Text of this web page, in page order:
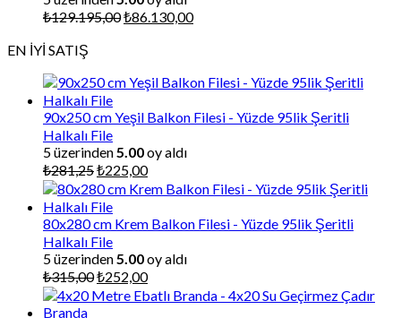
₺129.195,00Orijinal
₺86.130,00Şu
EN İYİ SATIŞ
90x250 cm Yeşil Balkon Filesi - Yüzde 95lik Şeritli
Halkalı File
5 üzerinden5.00oy aldı
₺281,25Orijinal
fiyat:
₺281,25.
₺225,00Şu
andaki
₺225,00.
80x280 cm Krem Balkon Filesi - Yüzde 95lik Şeritli
Halkalı File
5 üzerinden5.00oy aldı
₺315,00Orijinal
fiyat:
₺252,00Şu
andaki